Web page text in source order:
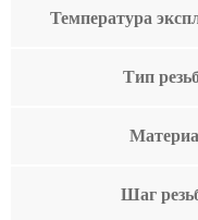
Температура
Тип
Шаг